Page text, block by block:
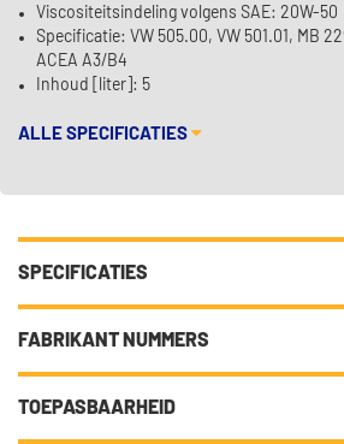
Viscositeitsindeling volgens SAE: 20W-50
Specificatie: VW 505.00, VW 501.01, MB
ACEA A3/B4
Inhoud [liter]: 5
ALLE SPECIFICATIES
SPECIFICATIES
Fabrikantcode
Merk Kroon Oil
FABRIKANT NUMMERS
20W-50
TOEPASBAARHEID